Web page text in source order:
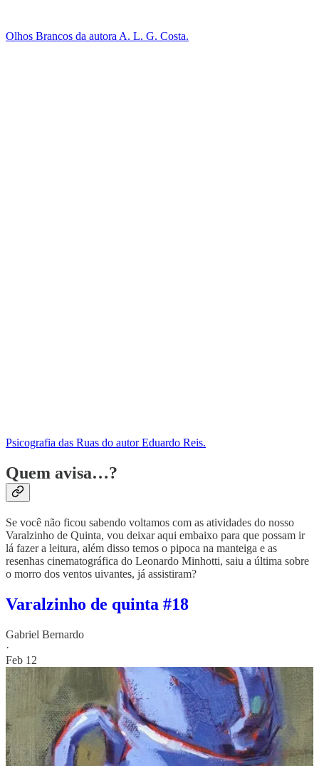
Olhos Brancos da autora A. L. G. Costa.
Psicografia das Ruas do autor Eduardo Reis.
Quem avisa…?
Se você não ficou sabendo voltamos com as atividades do nosso
Varalzinho de Quinta, vou deixar aqui embaixo para que possam ir
lá fazer a leitura, além disso temos o pipoca na manteiga e as
resenhas cinematográfica do Leonardo Minhotti, saiu a última sobre
o morro dos ventos uivantes, já assistiram?
Varalzinho de quinta #18
Gabriel Bernardo
·
Feb 12